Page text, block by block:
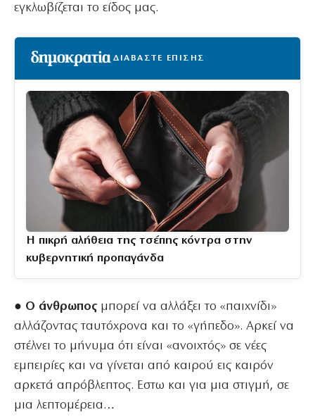
εγκλωβίζεται το είδος μας.
ΔΙΑΒΑΣΤΕ ΕΠΙΣΗΣ
Η πικρή αλήθεια της τσέπης κόντρα στην
κυβερνητική προπαγάνδα
● Ο άνθρωπος μπορεί να αλλάξει το «παιχνίδι»
αλλάζοντας ταυτόχρονα και το «γήπεδο». Αρκεί να
στέλνει το μήνυμα ότι είναι «ανοιχτός» σε νέες
εμπειρίες και να γίνεται από καιρού εις καιρόν
αρκετά απρόβλεπτος. Εστω και για μια στιγμή, σε
μια λεπτομέρεια…